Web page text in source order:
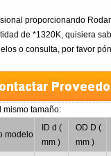
proporcionando
de *1320K, quisiera
o consulta, por favor
mismo tamaño:
modelo
ID d (
mm )
OD D (
mm )